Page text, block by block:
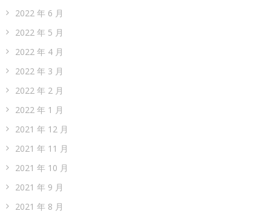
2022 年 6 月
2022 年 5 月
2022 年 4 月
2022 年 3 月
2022 年 2 月
2022 年 1 月
2021 年 12 月
2021 年 11 月
2021 年 10 月
2021 年 9 月
2021 年 8 月